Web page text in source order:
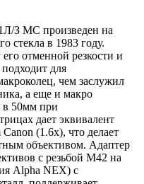
З МС произведен на
стекла в 1983 году.
отменной резкости и
для
чем заслужил
а еще и макро
в 50мм при
дает эквивалент
(1.6x), что делает
объективом. Адаптер
с резьбой M42 на
Alpha NEX) с